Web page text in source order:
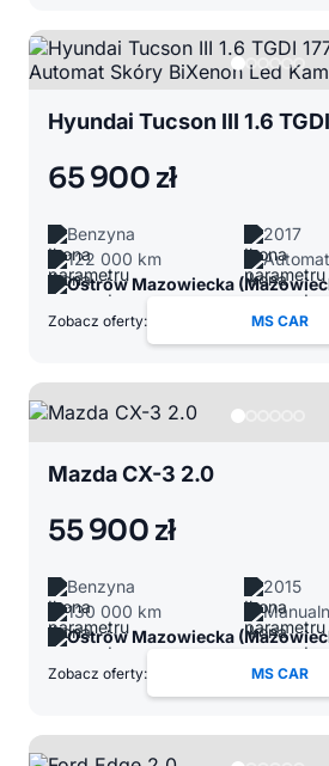
65 900 zł
Benzyna
2017
122 000 km
Ostrów Mazowiecka
Zobacz oferty: MS CAR
Mazda CX-3 2.0
55 900 zł
Benzyna
2015
130 000 km
Ostrów Mazowiecka
Zobacz oferty: MS CAR